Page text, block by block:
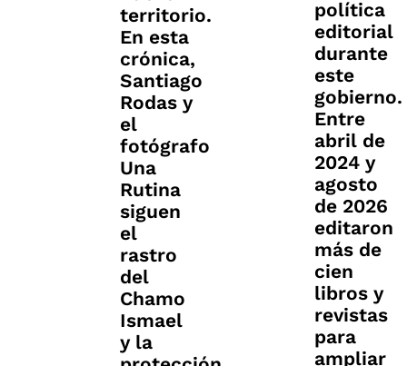
territorio.
En esta
crónica,
Santiago
Rodas y
el
fotógrafo
Una
Rutina
siguen
el
rastro
del
Chamo
Ismael
y la
política
editorial
durante
este
gobierno.
Entre
abril de
2024 y
agosto
de 2026
editaron
más de
cien
libros y
revistas
para
ampliar